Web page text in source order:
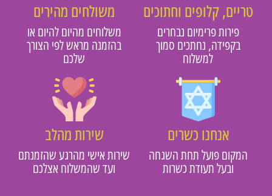
טריים, קלופים וחתוכים
פירות פרימיום נבחרים
בקפידה, נחתכים סמוך
למשלוח
משולחים מהירים
משלוחים מהיום להיום או
בהזמנה מראש לפי הצורך
שלכם
אנחנו כשרים
המקום פועל תחת השגחה
ובעל תעודת כשרות
שירות מהלב
שירות אישי מהרגע שהזמנתם
ועד שהמשלוח אצלכם